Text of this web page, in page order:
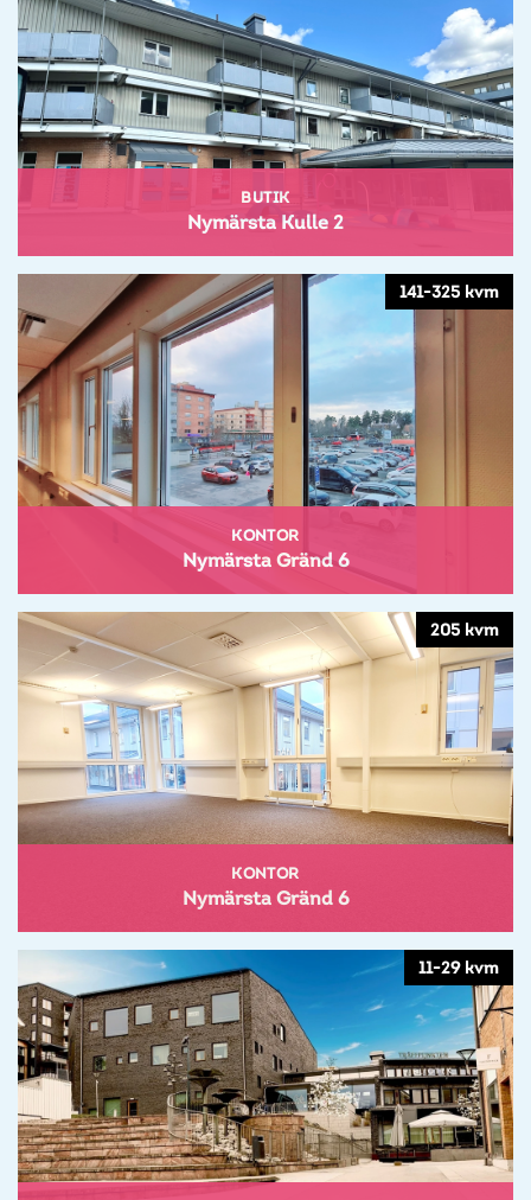
BUTIK
Nymärsta Kulle 2
141-325 kvm
KONTOR
Nymärsta Gränd 6
205 kvm
KONTOR
Nymärsta Gränd 6
11-29 kvm